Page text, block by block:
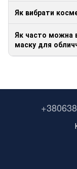
Як вибрати
Як часто можна
маску для